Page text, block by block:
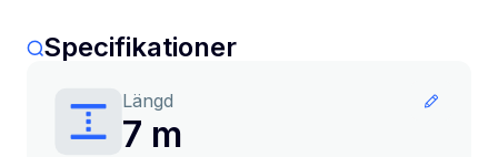
Specifikationer
Längd
7 m